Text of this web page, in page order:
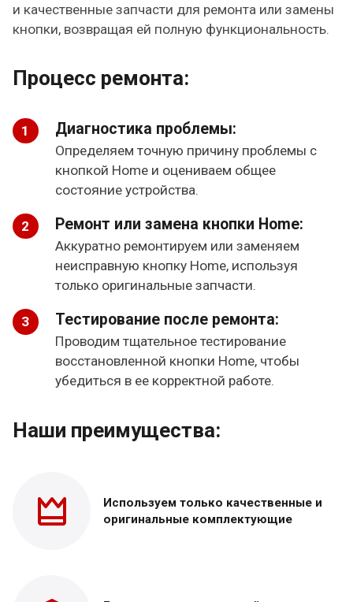
и качественные запчасти для ремонта или замены
кнопки, возвращая ей полную функциональность.
Процесс ремонта:
Диагностика проблемы:
Определяем точную причину проблемы с
кнопкой Home и оцениваем общее
состояние устройства.
Ремонт или замена кнопки Home:
Аккуратно ремонтируем или заменяем
неисправную кнопку Home, используя
только оригинальные запчасти.
Тестирование после ремонта:
Проводим тщательное тестирование
восстановленной кнопки Home, чтобы
убедиться в ее корректной работе.
Наши преимущества:
Используем только качественные и
оригинальные комплектующие